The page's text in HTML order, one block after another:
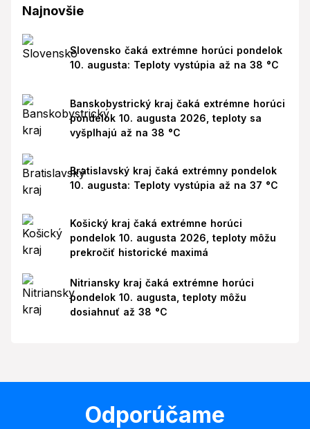
Najnovšie
Slovensko čaká extrémne horúci pondelok
10. augusta: Teploty vystúpia až na 38 °C
Banskobystrický kraj čaká extrémne horúci
pondelok 10. augusta 2026, teploty sa
vyšplhajú až na 38 °C
Bratislavský kraj čaká extrémny pondelok
10. augusta: Teploty vystúpia až na 37 °C
Košický kraj čaká extrémne horúci
pondelok 10. augusta 2026, teploty môžu
prekročiť historické maximá
Nitriansky kraj čaká extrémne horúci
pondelok 10. augusta, teploty môžu
dosiahnuť až 38 °C
Odporúčame